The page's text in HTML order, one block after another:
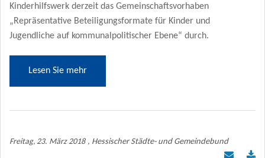
Kinderhilfswerk derzeit das Gemeinschaftsvorhaben
„Repräsentative Beteiligungsformate für Kinder und
Jugendliche auf kommunalpolitischer Ebene“ durch.
Lesen Sie mehr
Freitag, 23. März 2018 , Hessischer Städte- und Gemeindebund